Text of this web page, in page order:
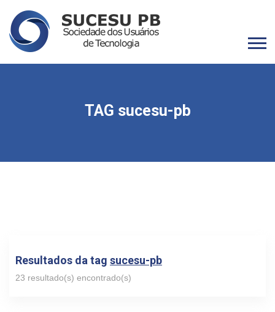
TAG sucesu-pb
Resultados da tag sucesu-pb
23 resultado(s) encontrado(s)